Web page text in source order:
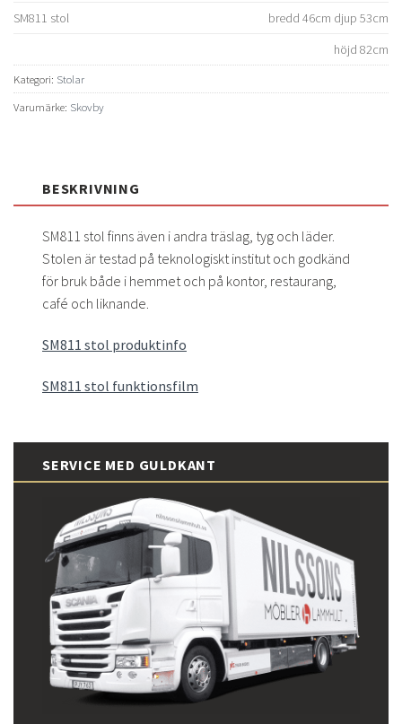
SM811 stol
bredd 46cm djup 53cm
höjd 82cm
Kategori: Stolar
Varumärke: Skovby
BESKRIVNING
SM811 stol finns även i andra träslag, tyg och läder.
Stolen är testad på teknologiskt institut och godkänd
för bruk både i hemmet och på kontor, restaurang,
café och liknande.
SM811 stol produktinfo
SM811 stol funktionsfilm
SERVICE MED GULDKANT